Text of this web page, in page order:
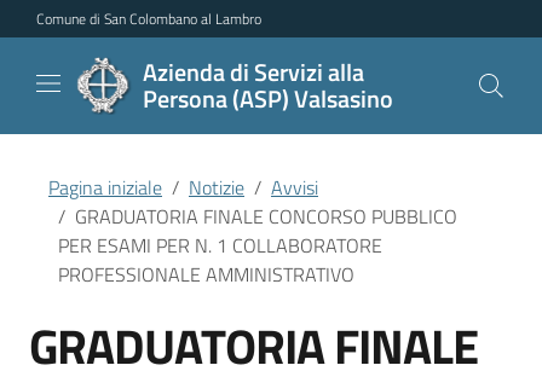
Vai al contenuto principale
Vai al menu di navigazione
Vai al piede di pagina
Comune di San Colombano al Lambro
Azienda di Servizi alla
Persona (ASP) Valsasino
Pagina iniziale Notizie
Avvisi
GRADUATORIA FINALE CONCORSO PUBBLICO
PER ESAMI PER N. 1 COLLABORATORE
PROFESSIONALE AMMINISTRATIVO
GRADUATORIA FINALE